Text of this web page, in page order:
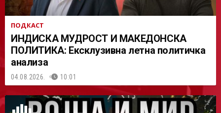
ПОДКАСТ
ИНДИСКА МУДРОСТ И МАКЕДОНСКА
ПОЛИТИКА: Ексклузивна летна политичка
анализа
04.08.2026. 10:01